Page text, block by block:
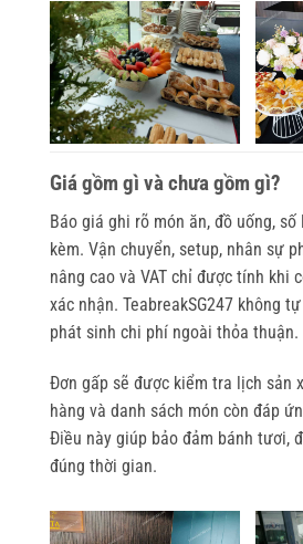
Giá gồm gì và chưa gồm gì?
Báo giá ghi rõ món ăn, đồ uống,
kèm. Vận chuyển, setup, nhân sự
nâng cao và VAT chỉ được tính khi
xác nhận. TeabreakSG247 không
phát sinh chi phí ngoài thỏa thuận.
Đơn gấp sẽ được kiểm tra lịch sản
hàng và danh sách món còn đáp
Điều này giúp bảo đảm bánh tươi,
đúng thời gian.